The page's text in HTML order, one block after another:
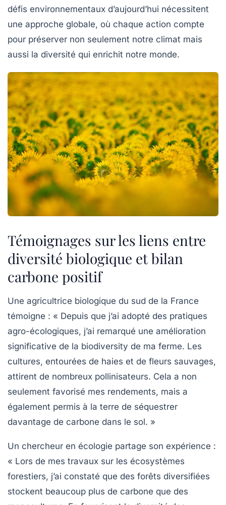
défis environnementaux d’aujourd’hui nécessitent
une approche globale, où chaque action compte
pour préserver non seulement notre climat mais
aussi la diversité qui enrichit notre monde.
Témoignages sur les liens entre
diversité biologique et bilan
carbone positif
Une agricultrice biologique du sud de la France
témoigne : « Depuis que j’ai adopté des pratiques
agro-écologiques, j’ai remarqué une amélioration
significative de la biodiversity de ma ferme. Les
cultures, entourées de haies et de fleurs sauvages,
attirent de nombreux pollinisateurs. Cela a non
seulement favorisé mes rendements, mais a
également permis à la terre de séquestrer
davantage de carbone dans le sol. »
Un chercheur en écologie partage son expérience :
« Lors de mes travaux sur les écosystèmes
forestiers, j’ai constaté que des forêts diversifiées
stockent beaucoup plus de carbone que des